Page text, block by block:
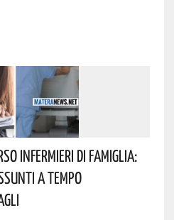
Infermieri Di Famiglia:
A Tempo